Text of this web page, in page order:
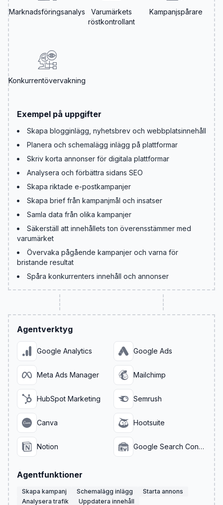
Marknadsföringsanalys
Varumärkets
röstkontrollant
Kampanjspårare
Konkurrentövervakning
Exempel på uppgifter
Skapa blogginlägg, nyhetsbrev och webbplatsinnehåll
Planera och schemalägg inlägg på plattformar
Skriv korta annonser för digitala plattformar
Analysera och förbättra sidans SEO
Skapa riktade e-postkampanjer
Skapa brief från kampanjmål och insatser
Samla data från olika kampanjer
Säkerställ att innehållets ton överensstämmer med
varumärket
Övervaka pågående kampanjer och varna för
bristande resultat
Spåra konkurrenters innehåll och annonser
Agentverktyg
Google Analytics Google Ads
Meta Ads Manager Mailchimp
HubSpot Marketing Semrush
Canva Hootsuite
Notion Google Search Console
Agentfunktioner
Skapa kampanj Schemalägg inlägg
Starta annons
Analysera trafik
Uppdatera innehåll